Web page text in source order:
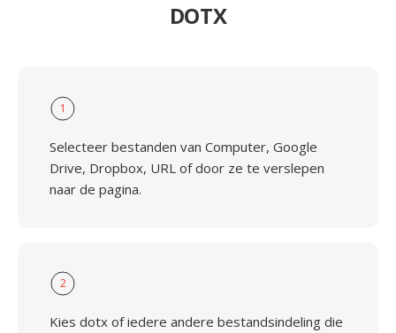
DOTX
1
Selecteer bestanden van Computer, Google
Drive, Dropbox, URL of door ze te verslepen
naar de pagina.
2
Kies dotx of iedere andere bestandsindeling die